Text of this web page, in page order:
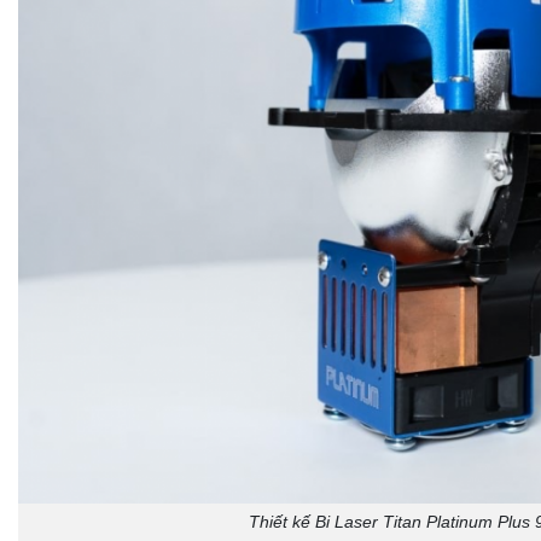
Thiết kế Bi Laser Titan Platinum Plus